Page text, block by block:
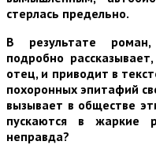
стерлась предельно.
В результате
подробно
отец, и приводит в
похоронных эпитафий
вызывает в обществе
пускаются в жаркие
неправда?